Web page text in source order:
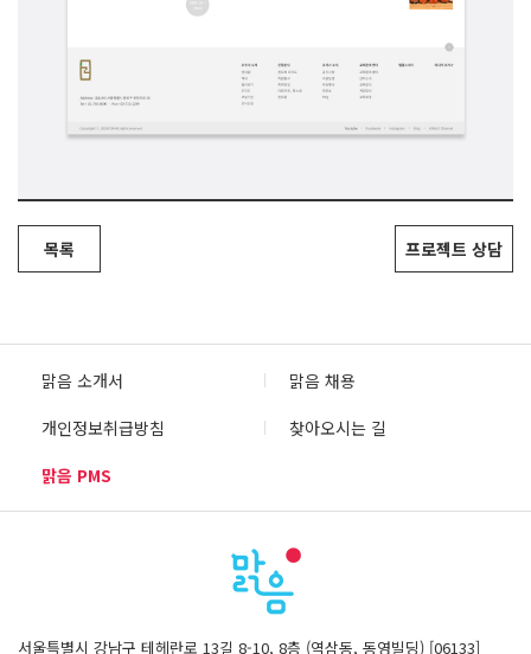
목록 프로젝트 상담
맑음 소개서
맑음 채용
개인정보취급방침
찾아오시는 길
맑음 PMS
서울특별시 강남구 테헤란로 13길 8-10, 8층 (역삼동, 동영빌딩) [06133]